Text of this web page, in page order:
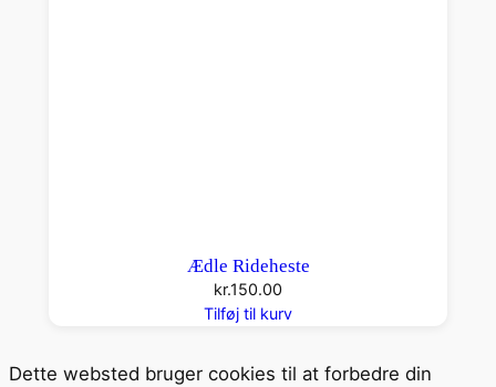
Ædle Rideheste
kr.150.00
Tilføj til kurv
Dette websted bruger cookies til at forbedre din